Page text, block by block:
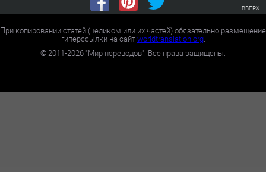
ВВЕРХ
При копировании статей (целиком или их частей) обязательно размещение
гиперссылки на сайтworldtranslation.org.
©2011-2026 "Мир переводов". Все права защищены.